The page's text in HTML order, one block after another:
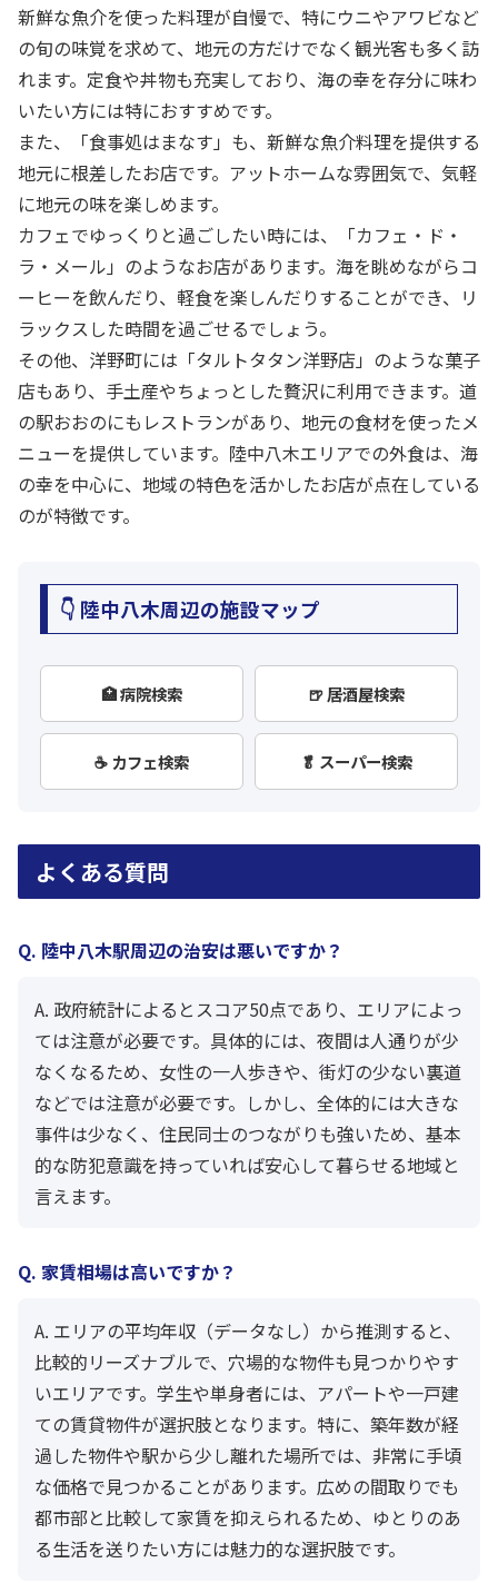
新鮮な魚介を使った料理が自慢で、特にウニやアワビなど
の旬の味覚を求めて、地元の方だけでなく観光客も多く訪
れます。定食や丼物も充実しており、海の幸を存分に味わ
いたい方には特におすすめです。
また、「食事処はまなす」も、新鮮な魚介料理を提供する
地元に根差したお店です。アットホームな雰囲気で、気軽
に地元の味を楽しめます。
カフェでゆっくりと過ごしたい時には、「カフェ・ド・
ラ・メール」のようなお店があります。海を眺めながらコ
ーヒーを飲んだり、軽食を楽しんだりすることができ、リ
ラックスした時間を過ごせるでしょう。
その他、洋野町には「タルトタタン洋野店」のような菓子
店もあり、手土産やちょっとした贅沢に利用できます。道
の駅おおのにもレストランがあり、地元の食材を使ったメ
ニューを提供しています。陸中八木エリアでの外食は、海
の幸を中心に、地域の特色を活かしたお店が点在している
のが特徴です。
👇 陸中八木周辺の施設マップ
🏥 病院検索 🍺 居酒屋検索
☕ カフェ検索 🥬 スーパー検索
よくある質問
Q. 陸中八木駅周辺の治安は悪いですか？
A. 政府統計によるとスコア50点であり、エリアによっ
ては注意が必要です。具体的には、夜間は人通りが少
なくなるため、女性の一人歩きや、街灯の少ない裏道
などでは注意が必要です。しかし、全体的には大きな
事件は少なく、住民同士のつながりも強いため、基本
的な防犯意識を持っていれば安心して暮らせる地域と
言えます。
Q. 家賃相場は高いですか？
A. エリアの平均年収（データなし）から推測すると、
比較的リーズナブルで、穴場的な物件も見つかりやす
いエリアです。学生や単身者には、アパートや一戸建
ての賃貸物件が選択肢となります。特に、築年数が経
過した物件や駅から少し離れた場所では、非常に手頃
な価格で見つかることがあります。広めの間取りでも
都市部と比較して家賃を抑えられるため、ゆとりのあ
る生活を送りたい方には魅力的な選択肢です。